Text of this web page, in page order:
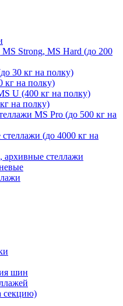
Strong, MS Hard (до 200
30 кг на полку)
кг на полку)
U (400 кг на полку)
на полку)
MS Pro (до 500 кг на
(до 4000 кг на
стеллажи
шин
секцию)